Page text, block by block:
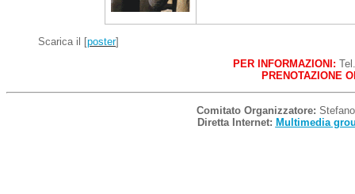
Scarica il [poster]
PER INFORMAZIONI:
PRENOTAZIONE
Comitato Organizzatore:
Diretta Internet: Multimedia